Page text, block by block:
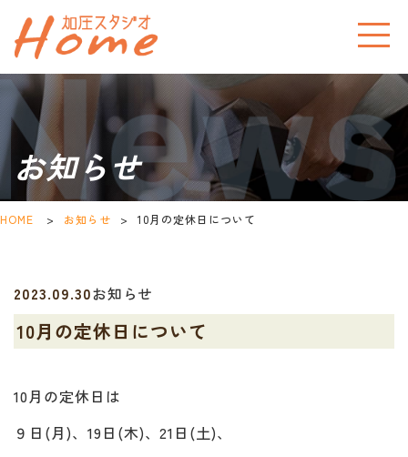
お知らせ
HOME > お知らせ > 10月の定休日について
2023.09.30お知らせ
10月の定休日について
10月の定休日は
９日(月)、19日(木)、21日(土)、